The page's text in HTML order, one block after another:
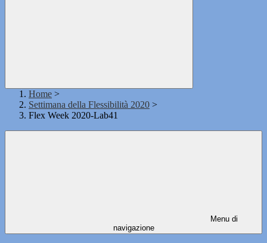
Home >
Settimana della Flessibilità 2020 >
Flex Week 2020-Lab41
Menu di
navigazione